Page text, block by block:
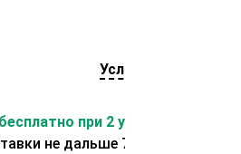
Условия оплаты
при 2 условиях:
не дальше 70 км от склада.